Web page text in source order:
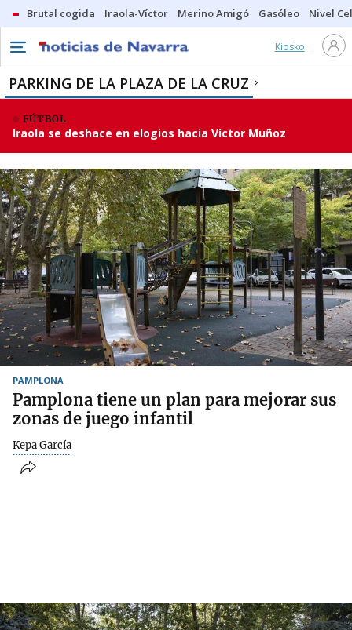
Brutal cogida Iraola-Víctor Merino Amigó Gasóleo Nivel
Kiosko
PARKING DE LA PLAZA DE LA CRUZ
FÚTBOL
Iraola se deshace en elogios hacia Víctor Muñoz
PAMPLONA
Pamplona tiene un plan para mejorar sus
zonas de juego infantil
Kepa García